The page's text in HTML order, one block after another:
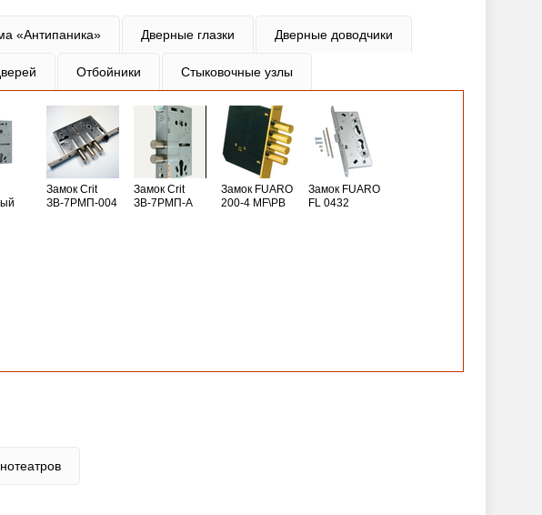
«Антипаника» Дверные глазки Дверные доводчики
Отбойники Стыковочные узлы
Замок Crit
ЗВ-7РМП-004
Замок Crit
ЗВ-7РМП-А
Замок FUARO
200-4 MF\РВ
Замок FUARO
FL 0432